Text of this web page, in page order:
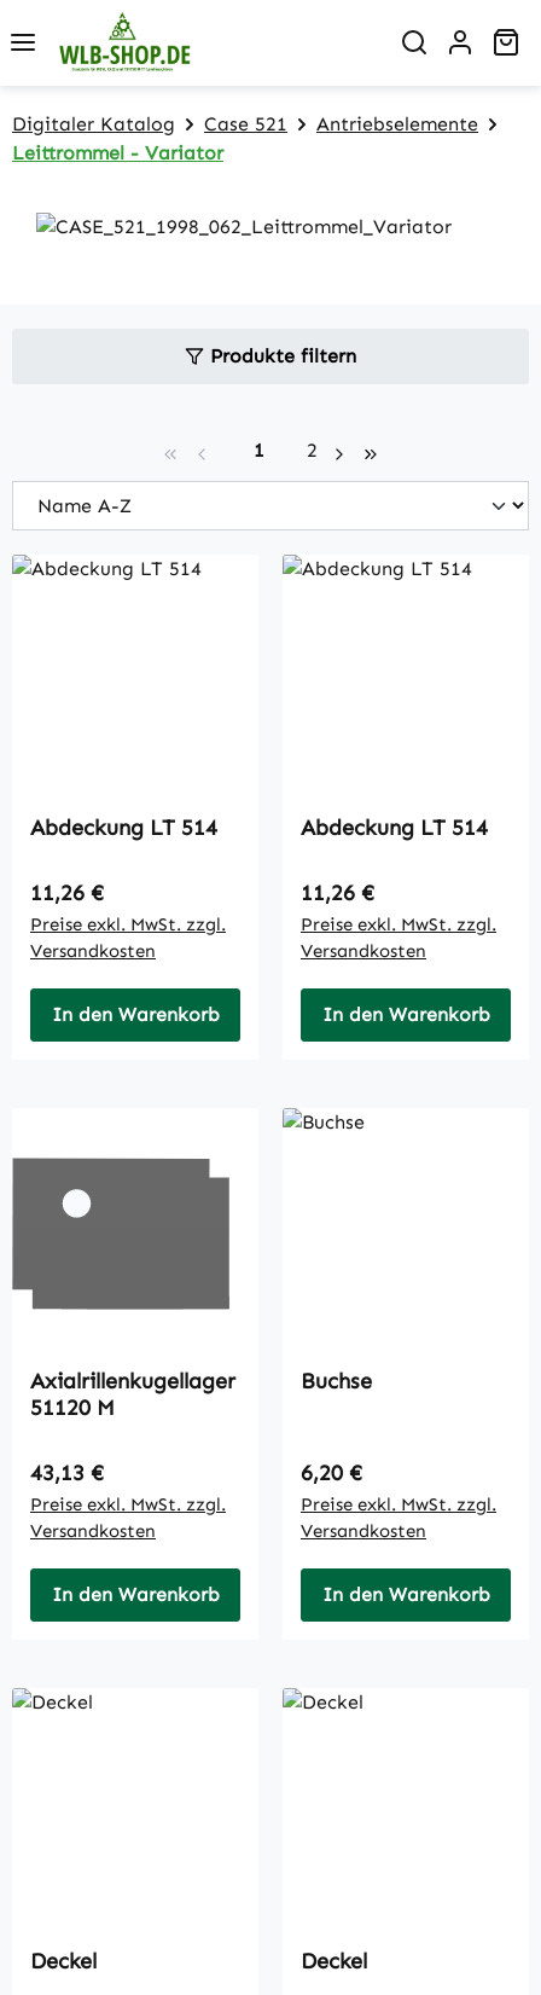
Zum Hauptinhalt springen
Digitaler Katalog Case 521
Antriebselemente
Leittrommel - Variator
Produkte filtern
Seite
1 Seite
2
Abdeckung LT 514
Regulärer Preis:
11,26 €
Preise exkl. MwSt. zzgl.
Versandkosten
In den Warenkorb
Abdeckung LT 514
Regulärer Preis:
11,26 €
Preise exkl. MwSt. zzgl.
Versandkosten
In den Warenkorb
Axialrillenkugellager
51120 M
Regulärer Preis:
43,13 €
Preise exkl. MwSt. zzgl.
Versandkosten
In den Warenkorb
Buchse
Regulärer Preis:
6,20 €
Preise exkl. MwSt. zzgl.
Versandkosten
In den Warenkorb
Deckel Deckel